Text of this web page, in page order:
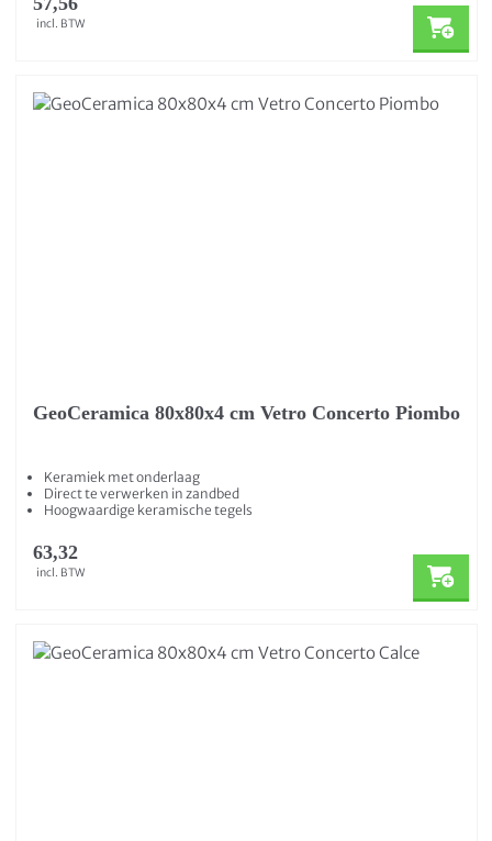
incl. BTW
GeoCeramica 80x80x4 cm Vetro Concerto Piombo
Keramiek met onderlaag
Direct te verwerken in zandbed
Hoogwaardige keramische tegels
63,32
incl. BTW